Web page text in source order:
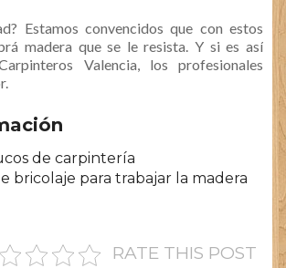
Estamos convencidos que con estos
madera que se le resista. Y si es así
Valencia, los profesionales
de carpintería
bricolaje para trabajar la madera
RATE THIS POST